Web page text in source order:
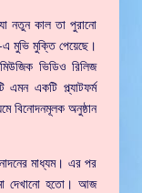
নতুন কাল তা পুরানো
এ মুভি মুক্তি পেয়েছে।
ভিডিও রিলিজ
একটি প্ল্যাটফর্ম
বিনোদনমূলক অনুষ্ঠান
মাধ্যম। এর পর
দেখানো হতো। আজ